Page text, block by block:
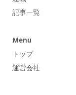
記事一覧
Menu
トップ
運営会社